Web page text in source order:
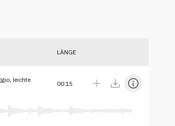
LÄNGE
leichte
00:15